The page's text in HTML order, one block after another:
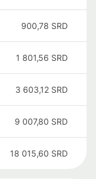
900,78 SRD
1 801,56 SRD
3 603,12 SRD
9 007,80 SRD
18 015,60 SRD